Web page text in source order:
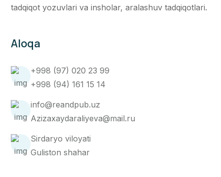
tadqiqot yozuvlari va insholar, aralashuv tadqiqotlari.
Aloqa
+998 (97) 020 23 99
+998 (94) 161 15 14
info@reandpub.uz
Azizaxaydaraliyeva@mail.ru
Sirdaryo viloyati
Guliston shahar